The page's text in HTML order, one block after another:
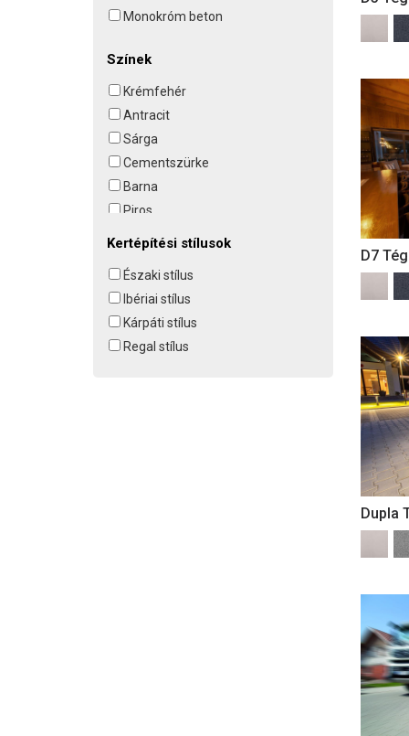
Monokróm beton
Színek
Krémfehér
Antracit
Sárga
Cementszürke
Barna
Piros
Terakotta
Kertépítési stílusok
Északi stílus
Ibériai stílus
Kárpáti stílus
Regal stílus
D7
Dupla